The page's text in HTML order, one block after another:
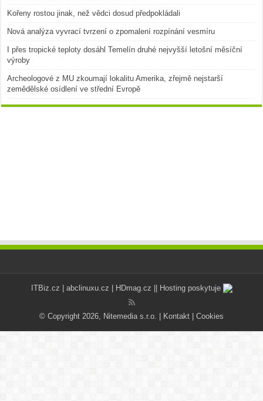
Kořeny rostou jinak, než vědci dosud předpokládali
Nová analýza vyvrací tvrzení o zpomalení rozpínání vesmíru
I přes tropické teploty dosáhl Temelín druhé nejvyšší letošní měsíční
výroby
Archeologové z MU zkoumají lokalitu Amerika, zřejmě nejstarší
zemědělské osídlení ve střední Evropě
ITBiz.cz | abclinuxu.cz | HDmag.cz || Hosting poskytuje
© Copyright 2026, Nitemedia s.r.o. | Kontakt | Cookies